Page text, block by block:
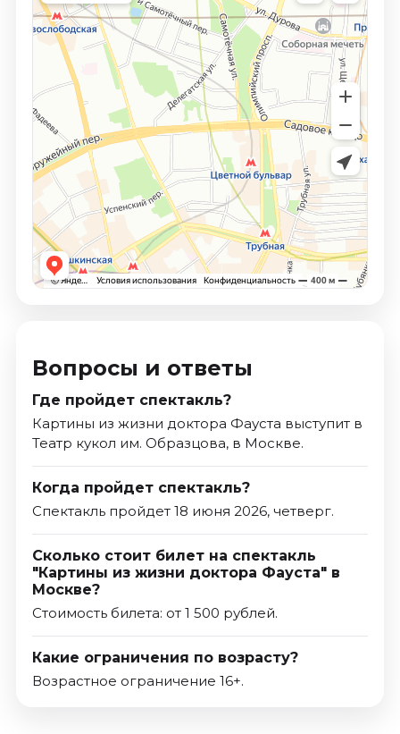
Вопросы и ответы
Где пройдет спектакль?
Картины из жизни доктора Фауста выступит в
Театр кукол им. Образцова, в Москве.
Когда пройдет спектакль?
Спектакль пройдет 18 июня 2026, четверг.
Сколько стоит билет на спектакль
"Картины из жизни доктора Фауста" в
Москве?
Стоимость билета: от 1 500 рублей.
Какие ограничения по возрасту?
Возрастное ограничение 16+.